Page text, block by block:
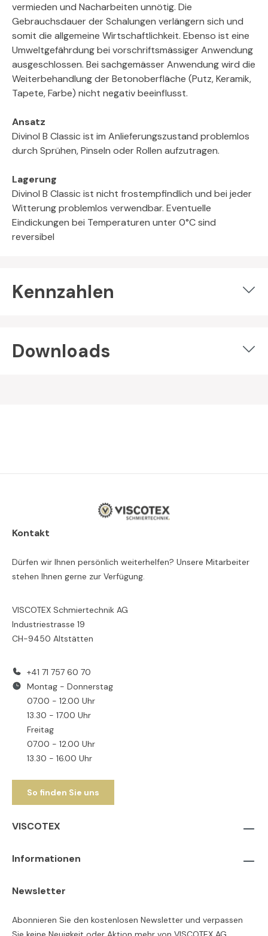
vermieden und Nacharbeiten unnötig. Die
Gebrauchsdauer der Schalungen verlängern sich und
somit die allgemeine Wirtschaftlichkeit. Ebenso ist eine
Umweltgefährdung bei vorschriftsmässiger Anwendung
ausgeschlossen. Bei sachgemässer Anwendung wird die
Weiterbehandlung der Betonoberfläche (Putz, Keramik,
Tapete, Farbe) nicht negativ beeinflusst.
Ansatz
Divinol B Classic ist im Anlieferungszustand problemlos
durch Sprühen, Pinseln oder Rollen aufzutragen.
Lagerung
Divinol B Classic ist nicht frostempfindlich und bei jeder
Witterung problemlos verwendbar. Eventuelle
Eindickungen bei Temperaturen unter 0°C sind
reversibel
Kennzahlen
Downloads
Kontakt
Dürfen wir Ihnen persönlich weiterhelfen? Unsere Mitarbeiter
stehen Ihnen gerne zur Verfügung.
VISCOTEX Schmiertechnik AG
Industriestrasse 19
CH-9450 Altstätten
+41 71 757 60 70
Montag - Donnerstag
07.00 - 12.00 Uhr
13.30 - 17.00 Uhr
Freitag
07.00 - 12.00 Uhr
13.30 - 16.00 Uhr
So finden Sie uns
VISCOTEX
Informationen
Newsletter
Abonnieren Sie den kostenlosen Newsletter und verpassen